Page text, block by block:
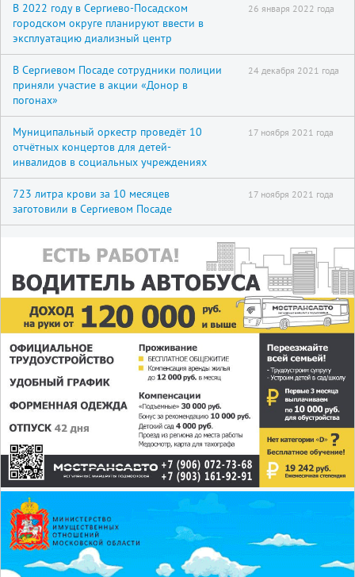
В 2022 году в Сергиево-Посадском
городском округе планируют ввести в
эксплуатацию диализный центр
26 января 2022 года
В Сергиевом Посаде сотрудники полиции
приняли участие в акции «Донор в
погонах»
24 декабря 2021 года
Муниципальный оркестр проведёт 10
отчётных концертов для детей-
инвалидов в социальных учреждениях
17 ноября 2021 года
723 литра крови за 10 месяцев
заготовили в Сергиевом Посаде
17 ноября 2021 года